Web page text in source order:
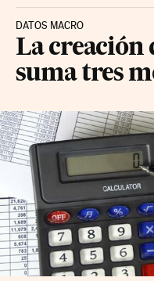
DATOS MACRO
La creación
suma tres